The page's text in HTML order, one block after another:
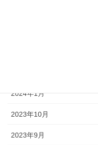
2024年1月
2023年10月
2023年9月